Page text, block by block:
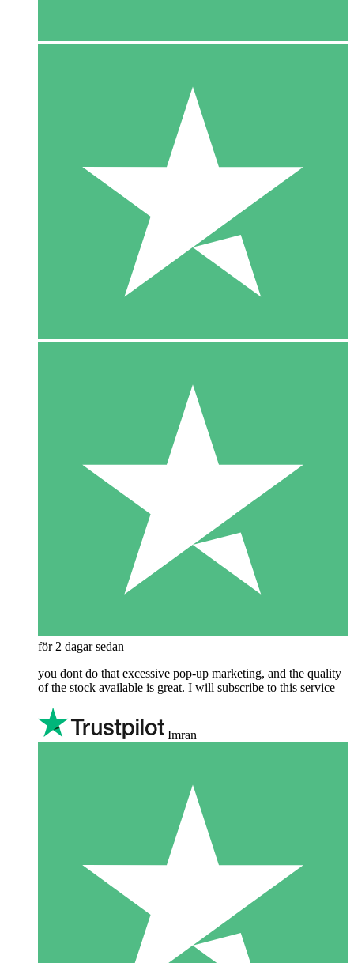
för 2 dagar sedan
you dont do that excessive pop-up marketing, and the quality
of the stock available is great. I will subscribe to this service
Imran